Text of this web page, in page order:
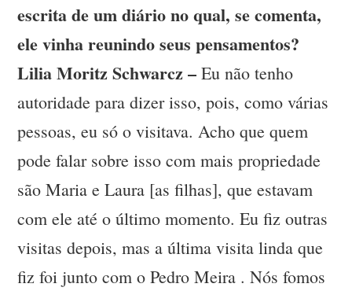
escrita de um diário no qual, se comenta,
ele vinha reunindo seus pensamentos?
Lilia Moritz Schwarcz – Eu não tenho
autoridade para dizer isso, pois, como várias
pessoas, eu só o visitava. Acho que quem
pode falar sobre isso com mais propriedade
são Maria e Laura [as filhas], que estavam
com ele até o último momento. Eu fiz outras
visitas depois, mas a última visita linda que
fiz foi junto com o Pedro Meira . Nós fomos